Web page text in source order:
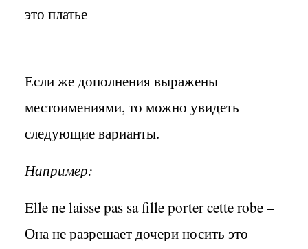
это платье
Если же дополнения выражены
местоимениями, то можно увидеть
следующие варианты.
Например:
Elle ne laisse pas sa fille porter cette robe –
Она не разрешает дочери носить это